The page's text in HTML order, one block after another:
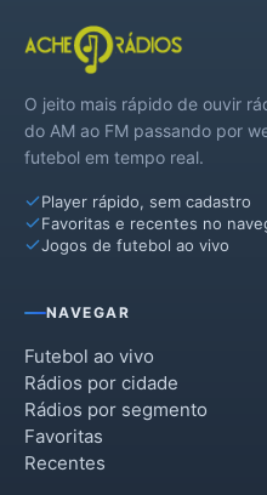
O jeito mais rápido de ouvir
do AM ao FM passando por
futebol em tempo real.
Player rápido, sem cadastro
Favoritas e recentes no
Jogos de futebol ao vivo
NAVEGAR
Futebol ao vivo
Rádios por cidade
Rádios por segmento
Favoritas
Recentes